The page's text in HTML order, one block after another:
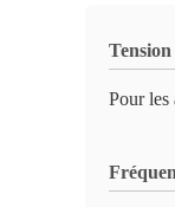
Pour les